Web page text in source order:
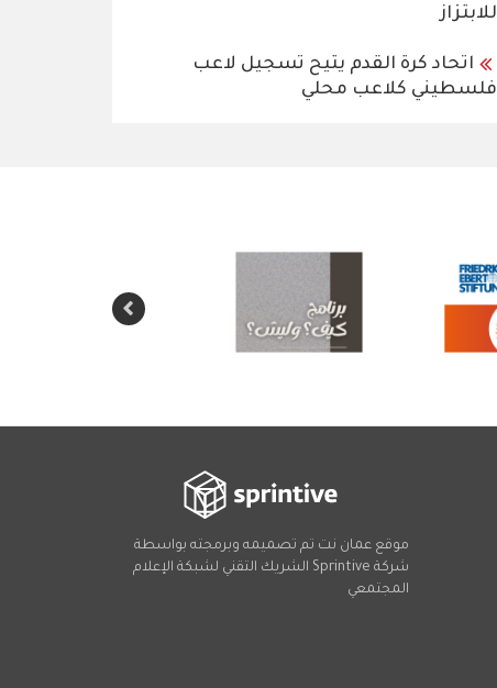
للابتزاز
اتحاد كرة القدم يتيح تسجيل لاعب
فلسطيني كلاعب محلي
موقع عمان نت تم تصميمه وبرمجته بواسطة
شركة Sprintive الشريك التقني لشبكة الإعلام
المجتمعي